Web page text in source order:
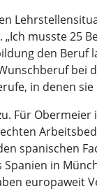
musste 25
den
bei
in denen
Für
spanischen
in
europaweit